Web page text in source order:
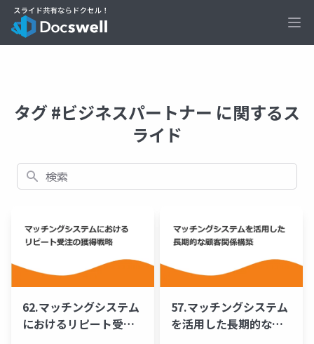
タグ #ビジネスパートナー に関するス
ライド
検索
62.マッチングシステム
におけるリピート受注
57.マッチングシステム
を活用した長期的な顧